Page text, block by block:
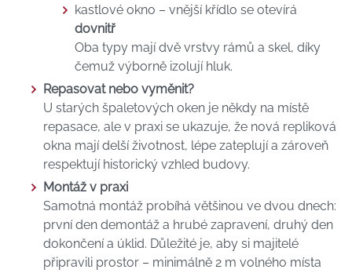
kastlové okno – vnější křídlo se otevírá
dovnitř
Oba typy mají dvě vrstvy rámů a skel, díky
čemuž výborně izolují hluk.
Repasovat nebo vyměnit?
U starých špaletových oken je někdy na místě
repasace, ale v praxi se ukazuje, že nová repliková
okna mají delší životnost, lépe zateplují a zároveň
respektují historický vzhled budovy.
Montáž v praxi
Samotná montáž probíhá většinou ve dvou dnech:
první den demontáž a hrubé zapravení, druhý den
dokončení a úklid. Důležité je, aby si majitelé
připravili prostor – minimálně 2 m volného místa